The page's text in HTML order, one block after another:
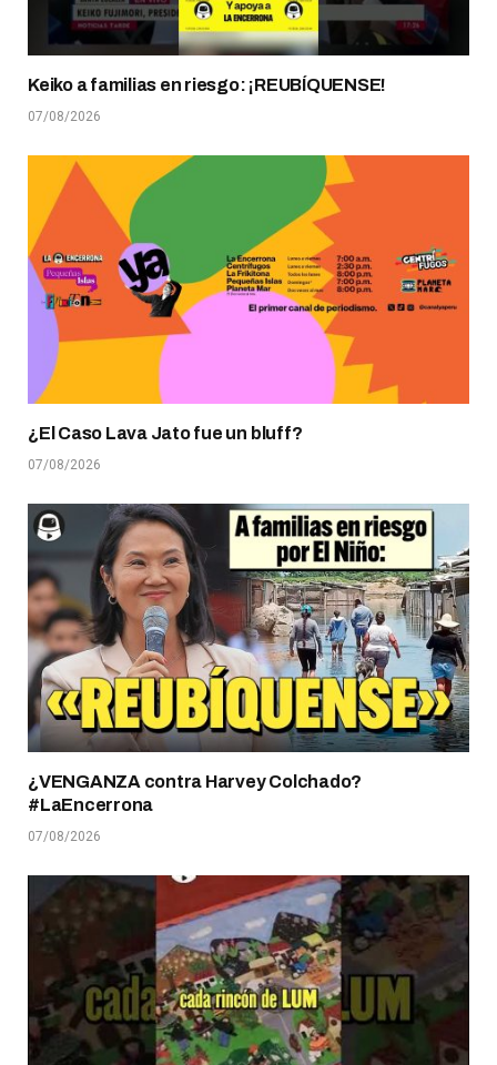
Keiko a familias en riesgo: ¡REUBÍQUENSE!
07/08/2026
¿El Caso Lava Jato fue un bluff?
07/08/2026
¿VENGANZA contra Harvey Colchado?
#LaEncerrona
07/08/2026